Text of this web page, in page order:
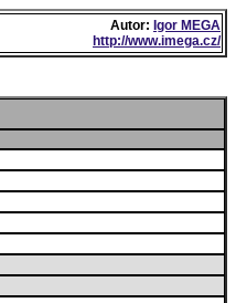
Autor: Igor MEGA
http://www.imega.cz/